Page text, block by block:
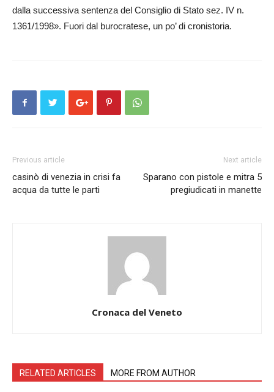
dalla successiva sentenza del Consiglio di Stato sez. IV n.
1361/1998». Fuori dal burocratese, un po’ di cronistoria.
Previous article
casinò di venezia in crisi fa
acqua da tutte le parti
Next article
Sparano con pistole e mitra 5
pregiudicati in manette
Cronaca del Veneto
RELATED ARTICLES MORE FROM AUTHOR